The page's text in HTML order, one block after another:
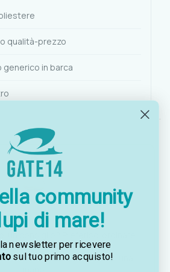
qualità-prezzo
generico in barca
OTTAVIA
assistance team
un consiglio? Preferisci ordinare
, saremo lieti di darti una
community
di mare!
newsletter per ricevere
sul tuo primo acquisto!